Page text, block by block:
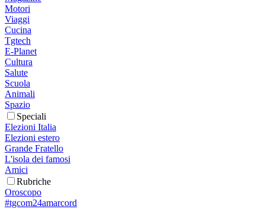
Motori
Viaggi
Cucina
Tgtech
E-Planet
Cultura
Salute
Scuola
Animali
Spazio
Speciali
Elezioni Italia
Elezioni estero
Grande Fratello
L'isola dei famosi
Amici
Rubriche
Oroscopo
#tgcom24amarcord